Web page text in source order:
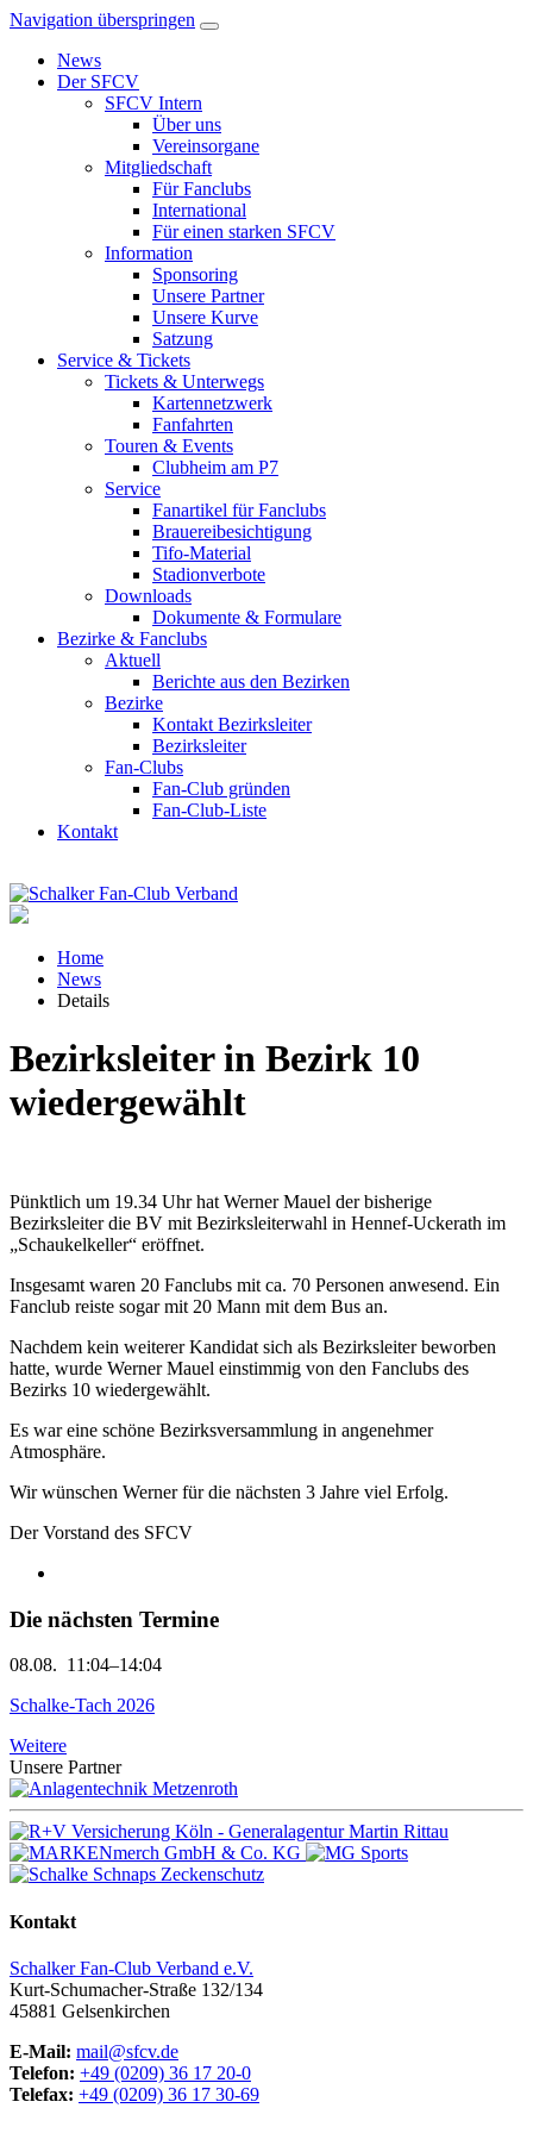
Navigation überspringen
News
Der SFCV
SFCV Intern
Über uns
Vereinsorgane
Mitgliedschaft
Für Fanclubs
International
Für einen starken SFCV
Information
Sponsoring
Unsere Partner
Unsere Kurve
Satzung
Service & Tickets
Tickets & Unterwegs
Kartennetzwerk
Fanfahrten
Touren & Events
Clubheim am P7
Service
Fanartikel für Fanclubs
Brauereibesichtigung
Tifo-Material
Stadionverbote
Downloads
Dokumente & Formulare
Bezirke & Fanclubs
Aktuell
Berichte aus den Bezirken
Bezirke
Kontakt Bezirksleiter
Bezirksleiter
Fan-Clubs
Fan-Club gründen
Fan-Club-Liste
Kontakt
Home
News
Details
Bezirksleiter in Bezirk 10
wiedergewählt
Pünktlich um 19.34 Uhr hat Werner Mauel der bisherige
Bezirksleiter die BV mit Bezirksleiterwahl in Hennef-Uckerath im
„Schaukelkeller“ eröffnet.
Insgesamt waren 20 Fanclubs mit ca. 70 Personen anwesend. Ein
Fanclub reiste sogar mit 20 Mann mit dem Bus an.
Nachdem kein weiterer Kandidat sich als Bezirksleiter beworben
hatte, wurde Werner Mauel einstimmig von den Fanclubs des
Bezirks 10 wiedergewählt.
Es war eine schöne Bezirksversammlung in angenehmer
Atmosphäre.
Wir wünschen Werner für die nächsten 3 Jahre viel Erfolg.
Der Vorstand des SFCV
Die nächsten Termine
08.08. 11:04–14:04
Schalke-Tach 2026
Weitere
Unsere Partner
Kontakt
Schalker Fan-Club Verband e.V.
Kurt-Schumacher-Straße 132/134
45881 Gelsenkirchen
E-Mail: mail@sfcv.de
Telefon: +49 (0209) 36 17 20-0
Telefax: +49 (0209) 36 17 30-69